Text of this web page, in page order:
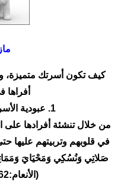
كيف تكون أسرتك متميزة،
أفراها
1. عبودية الأسرة.. [تعبيد الأسرة لله]..
من خلال تنشئة أفرادها على
في قلوبهم وتربيتهم عليها
صَلاتِي وَنُسُكِي وَمَحْيَايَ
(الأنعام:162 ومن الآية 163).